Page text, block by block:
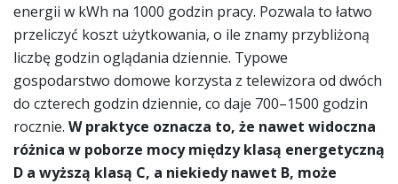
energii w kWh na 1000 godzin pracy. Pozwala to łatwo
przeliczyć koszt użytkowania, o ile znamy przybliżoną
liczbę godzin oglądania dziennie. Typowe
gospodarstwo domowe korzysta z telewizora od dwóch
do czterech godzin dziennie, co daje 700–1500 godzin
rocznie. W praktyce oznacza to, że nawet widoczna
różnica w poborze mocy między klasą energetyczną
D a wyższą klasą C, a niekiedy nawet B, może